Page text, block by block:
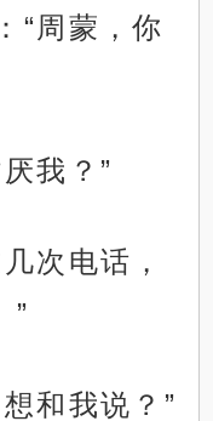
“周蒙，你
我？”
次电话，
”
和我说？”